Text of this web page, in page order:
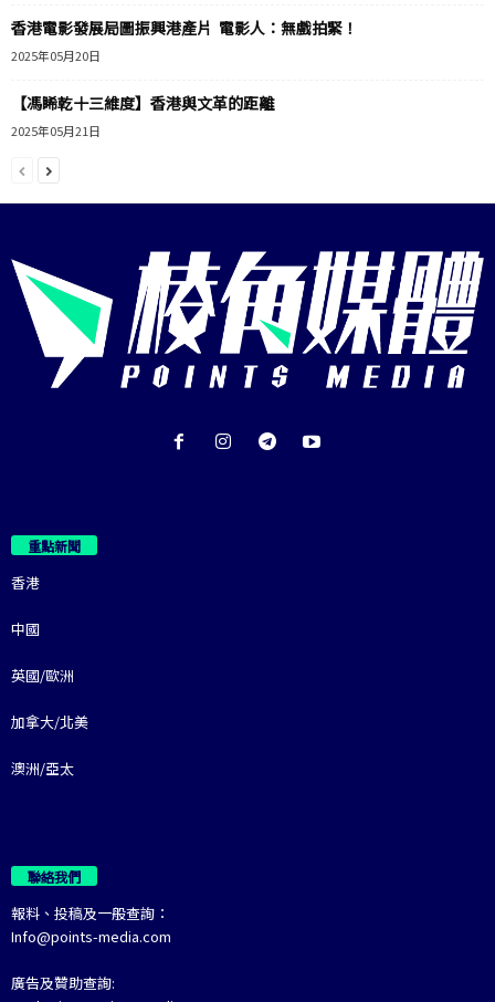
香港電影發展局圖振興港產片 電影人：無戲拍緊！
2025年05月20日
【馮睎乾十三維度】香港與文革的距離
2025年05月21日
重點新聞
香港
中國
英國/歐洲
加拿大/北美
澳洲/亞太
聯絡我們
報料、投稿及一般查詢：
Info@points-media.com
廣告及贊助查詢: